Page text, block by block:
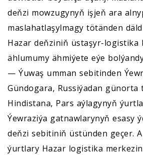
deňzi mowzugynyň işjeň ara
maslahatlaşylmagy tötänden
Hazar deňziniň üstaşyr-logistika
ählumumy ähmiýete eýe
— Ýuwaş umman sebitinden
Gündogara, Russiýadan
Hindistana, Pars aýlagynyň
Ýewraziýa gatnawlarynyň esasy
deňzi sebitiniň üstünden geçer.
ýurtlary Hazar logistika